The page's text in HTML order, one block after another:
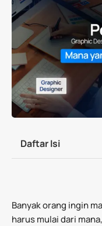
Daftar Isi
Banyak orang ingin
harus mulai dari